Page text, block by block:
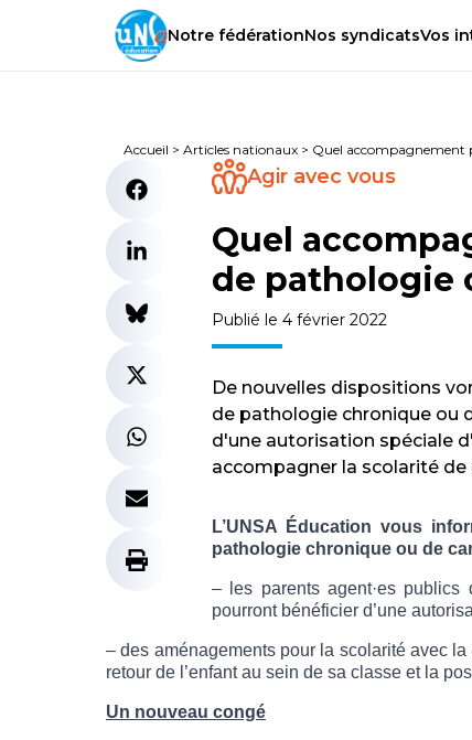
Notre fédérationNos syndicatsVos
Accueil > Articles nationaux > Quel accompagnement
Agir avec vous
Quel
de pathologie
Publié le 4 février 2022
De nouvelles dispositions
de pathologie chronique ou
d'une autorisation spéciale
accompagner la scolarité de
L’UNSA Éducation vous
pathologie chronique ou de
– les parents agent·es
pourront bénéficier d’une
– des aménagements pour la scolarité avec
retour de l’enfant au sein de sa classe et la
Un nouveau congé